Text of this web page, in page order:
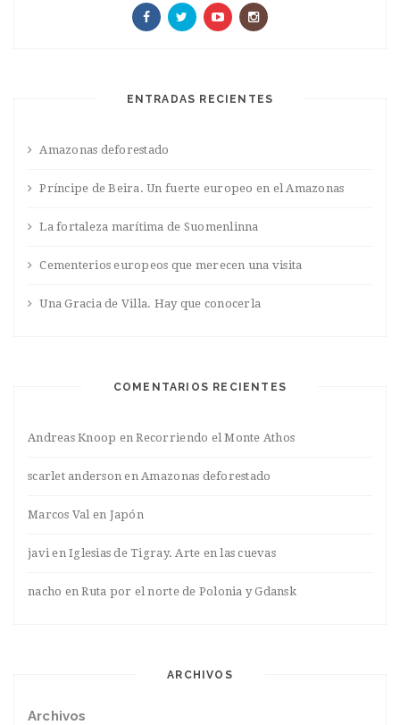
ENTRADAS RECIENTES
Amazonas deforestado
Príncipe de Beira. Un fuerte europeo en el Amazonas
La fortaleza marítima de Suomenlinna
Cementerios europeos que merecen una visita
Una Gracia de Villa. Hay que conocerla
COMENTARIOS RECIENTES
Andreas Knoop enRecorriendo el Monte Athos
scarlet anderson enAmazonas deforestado
Marcos Valen Japón
javienIglesias de Tigray. Arte en las cuevas
nacho enRuta por el norte de Polonia y Gdansk
ARCHIVOS
Archivos